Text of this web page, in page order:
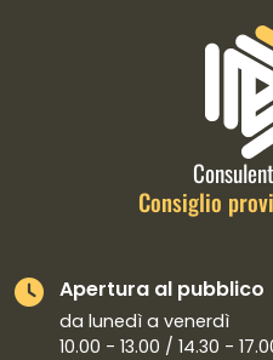
Informazioni
Consiglio
Apertura al pubblico
da lunedì a venerdì
10.00 - 13.00 / 14.30 -